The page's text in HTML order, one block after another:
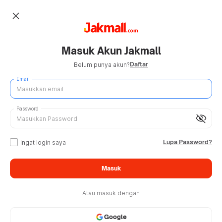
close
Masuk Akun Jakmall
Belum punya akun?Daftar
Email
visibility_off
Password
Ingat login saya Lupa Password?
Masuk
Atau masuk dengan
Google